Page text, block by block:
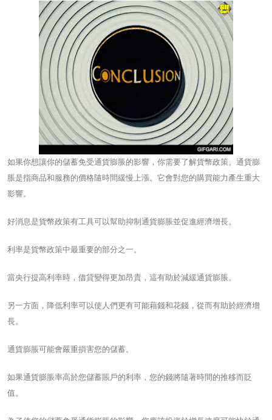
如果你想讓你的儲蓄免受通貨膨脹的影響，你需要了解貨幣政策。通貨膨
脹是指商品和服務的價格隨時間緩慢上漲。它會對您的購買能力產生重大
影響。
好消息是貨幣政策有工具可以幫助抑制通貨膨脹並促進經濟增長。
利率是貨幣政策中最重要的部分之一。
當央行提高利率時，借貸變得更加昂貴，這有助於減緩通貨膨脹。
另一方面，降低利率可以使人們更有可能藉錢和花錢，從而有助於經濟增
長。
通貨膨脹可能會嚴重損害您的儲蓄。
如果通貨膨脹率高於您儲蓄賬戶的利率，您的錢將隨著時間的推移而貶
值。